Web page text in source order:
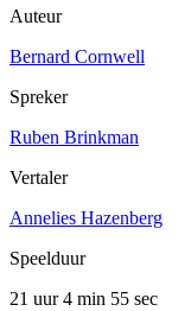
Auteur
Bernard Cornwell
Spreker
Ruben Brinkman
Vertaler
Annelies Hazenberg
Speelduur
21 uur 4 min 55 sec